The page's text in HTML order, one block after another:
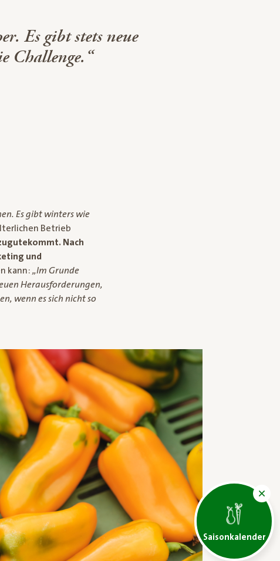
Saisonkalender
Es gibt stets neue
Challenge.“
Es gibt winters wie
Betrieb
Nach
und
kann: „Im Grunde
Herausforderungen,
wenn es sich nicht so